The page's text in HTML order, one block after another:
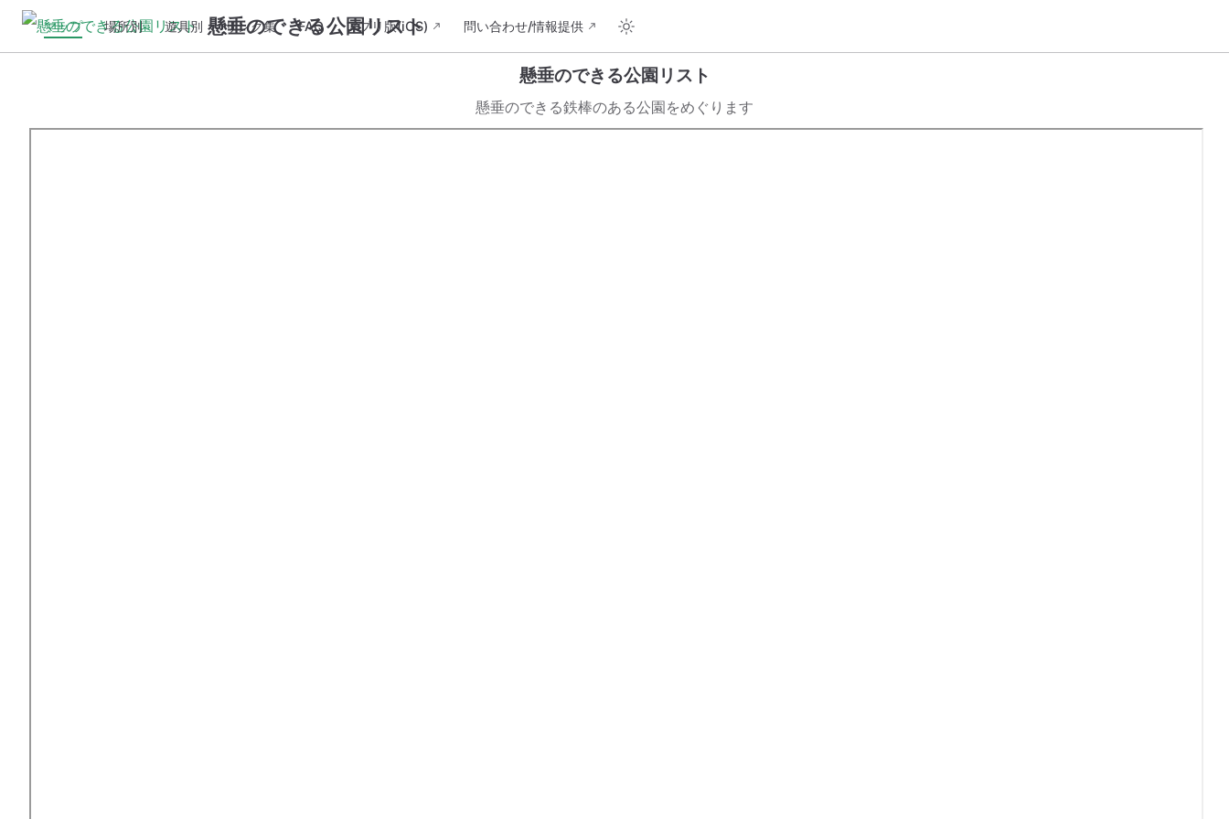
懸垂のできる公園リスト
マップ 場所別 遊具別 リンク集 FAQ アプリ版(iOS) 問い合わせ/情報提供
懸垂のできる公園リスト
懸垂のできる鉄棒のある公園をめぐります